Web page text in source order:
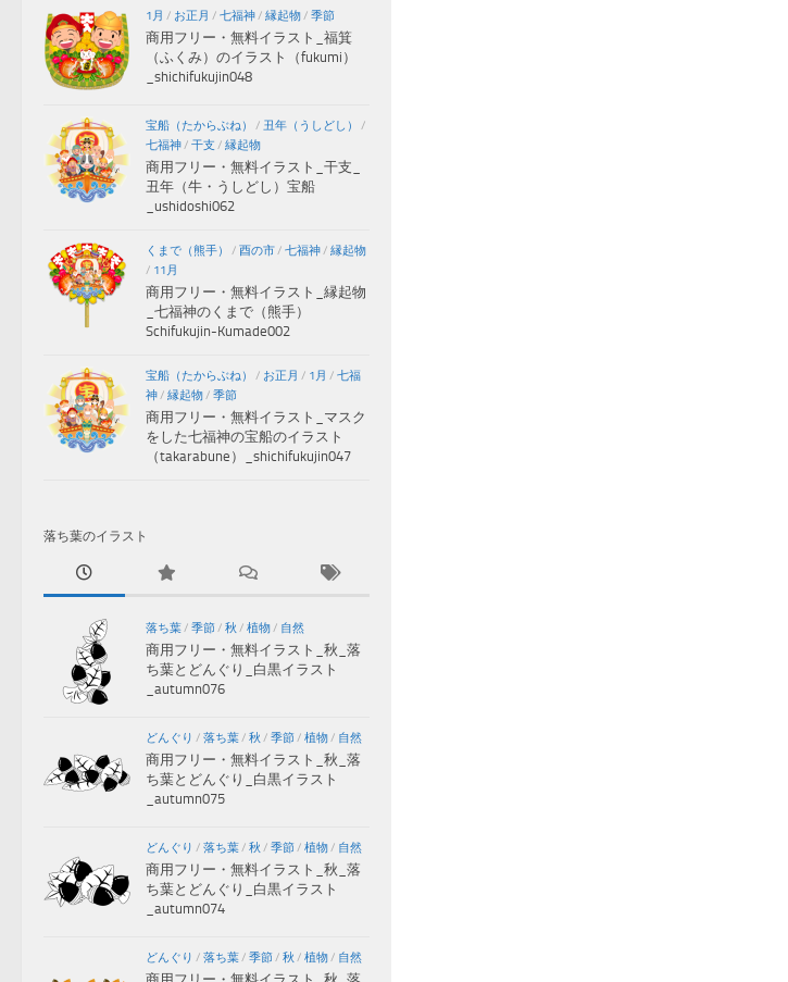
1月 / お正月 / 七福神/ 縁起物/ 季節
商用フリー・無料イラスト_福箕
（ふくみ）のイラスト（fukumi）
_shichifukujin048
宝船（たからぶね） / 丑年（うしどし）
/
七福神/ 干支 / 縁起物
商用フリー・無料イラスト_干支_
丑年（牛・うしどし）宝船
_ushidoshi062
くまで（熊手） / 酉の市/ 七福神/ 縁起物
/ 11月
商用フリー・無料イラスト_縁起物
_七福神のくまで（熊手）
Schifukujin-Kumade002
宝船（たからぶね） / お正月 / 1月 / 七福
神/ 縁起物/ 季節
商用フリー・無料イラスト_マスク
をした七福神の宝船のイラスト
（takarabune）_shichifukujin047
落ち葉のイラスト
落ち葉/ 季節/ 秋 / 植物/ 自然
商用フリー・無料イラスト_秋_落
ち葉とどんぐり_白黒イラスト
_autumn076
どんぐり / 落ち葉/ 秋 / 季節/ 植物/ 自然
商用フリー・無料イラスト_秋_落
ち葉とどんぐり_白黒イラスト
_autumn075
どんぐり / 落ち葉/ 秋 / 季節/ 植物/ 自然
商用フリー・無料イラスト_秋_落
ち葉とどんぐり_白黒イラスト
_autumn074
どんぐり / 落ち葉/ 季節/ 秋 / 植物/ 自然